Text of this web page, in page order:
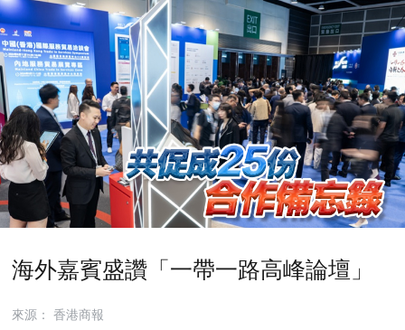
海外嘉賓盛讚「一帶一路高峰論壇」
來源：​ 香港商報